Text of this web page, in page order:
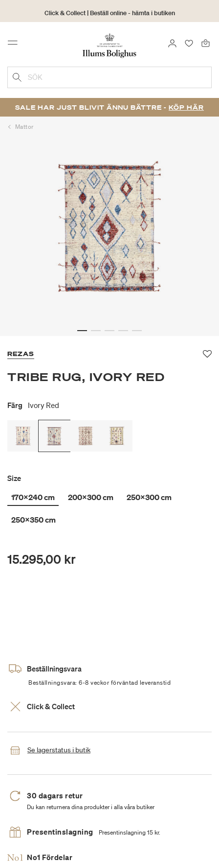
Click & Collect | Beställ online - hämta i butiken
30 dagars returrätt
Menu LOGGA IN
SÖK
SALE HAR JUST BLIVIT ÄNNU BÄTTRE - KÖP HÄR
Mattor
REZAS
TRIBE RUG, IVORY RED
Färg Ivory Red
Size
170x240 cm
200x300 cm 250x300 cm
250x350 cm
15.295,00 kr
Beställningsvara
Beställningsvara: 6-8 veckor förväntad leveranstid
Click & Collect
Se lagerstatus i butik
30 dagars retur
Du kan returnera dina produkter i alla våra butiker
Presentinslagning Presentinslagning 15 kr.
No1 Fördelar